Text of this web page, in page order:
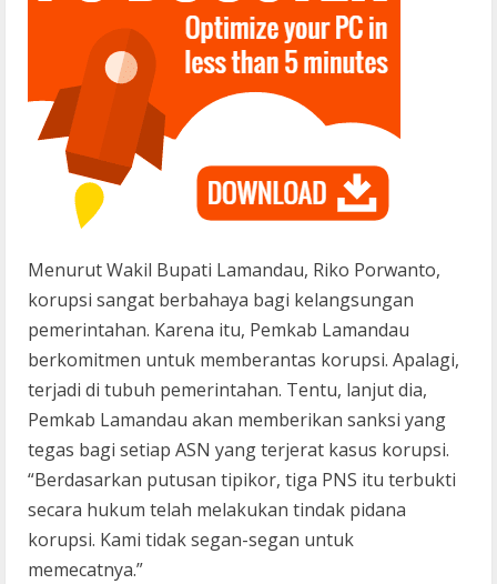
Menurut Wakil Bupati Lamandau, Riko Porwanto,
korupsi sangat berbahaya bagi kelangsungan
pemerintahan. Karena itu, Pemkab Lamandau
berkomitmen untuk memberantas korupsi. Apalagi,
terjadi di tubuh pemerintahan. Tentu, lanjut dia,
Pemkab Lamandau akan memberikan sanksi yang
tegas bagi setiap ASN yang terjerat kasus korupsi.
“Berdasarkan putusan tipikor, tiga PNS itu terbukti
secara hukum telah melakukan tindak pidana
korupsi. Kami tidak segan-segan untuk
memecatnya.”